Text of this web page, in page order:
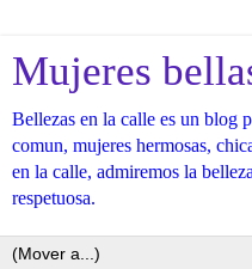
Mujeres
Bellezas en la calle es un blog
comun, mujeres hermosas,
en la calle, admiremos la
respetuosa.